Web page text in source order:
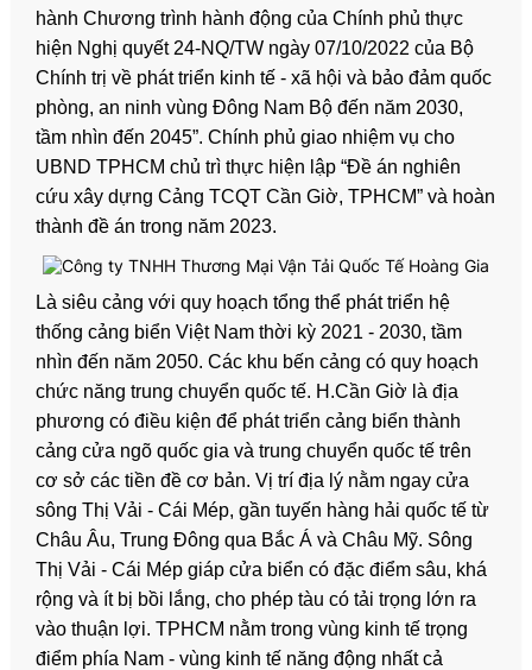
hành Chương trình hành động của Chính phủ thực
hiện Nghị quyết 24-NQ/TW ngày 07/10/2022 của Bộ
Chính trị về phát triển kinh tế - xã hội và bảo đảm quốc
phòng, an ninh vùng Đông Nam Bộ đến năm 2030,
tầm nhìn đến 2045”. Chính phủ giao nhiệm vụ cho
UBND TPHCM chủ trì thực hiện lập “Đề án nghiên
cứu xây dựng Cảng TCQT Cần Giờ, TPHCM” và hoàn
thành đề án trong năm 2023.
Là siêu cảng với quy hoạch tổng thể phát triển hệ
thống cảng biển Việt Nam thời kỳ 2021 - 2030, tầm
nhìn đến năm 2050. Các khu bến cảng có quy hoạch
chức năng trung chuyển quốc tế. H.Cần Giờ là địa
phương có điều kiện để phát triển cảng biển thành
cảng cửa ngõ quốc gia và trung chuyển quốc tế trên
cơ sở các tiền đề cơ bản. Vị trí địa lý nằm ngay cửa
sông Thị Vải - Cái Mép, gần tuyến hàng hải quốc tế từ
Châu Âu, Trung Đông qua Bắc Á và Châu Mỹ. Sông
Thị Vải - Cái Mép giáp cửa biển có đặc điểm sâu, khá
rộng và ít bị bồi lắng, cho phép tàu có tải trọng lớn ra
vào thuận lợi. TPHCM nằm trong vùng kinh tế trọng
điểm phía Nam - vùng kinh tế năng động nhất cả